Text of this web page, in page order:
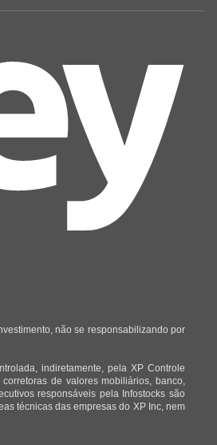
não se responsabilizando por
indiretamente, pela XP Controle
de valores mobiliários, banco,
responsáveis pela Infostocks são
técnicas das empresas do XP Inc, nem